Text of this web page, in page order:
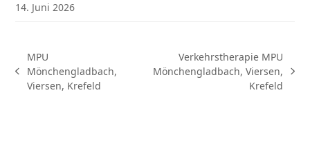
14. Juni 2026
vorheriger
Beitrag:
MPU
Mönchengladbach,
Viersen, Krefeld
Nächster
Verkehrstherapie MPU
Mönchengladbach, Viersen,
Krefeld